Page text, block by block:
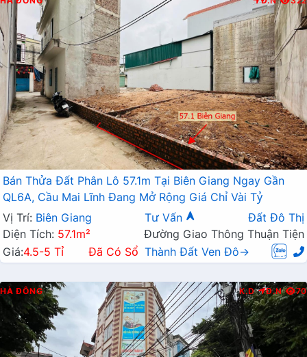
Bán Thửa Đất Phân Lô 57.1m Tại Biên Giang Ngay Gần
QL6A, Cầu Mai Lĩnh Đang Mở Rộng Giá Chỉ Vài Tỷ
Vị Trí: Biên Giang Tư Vấn
Đất Đô Thị
Diện Tích: 57.1m²
Đường Giao Thông Thuận Tiện
Giá:4.5-5 Tỉ Đã Có Sổ Thành Đất Ven Đô→
HÀ ĐÔNG K.D Đ.N 70